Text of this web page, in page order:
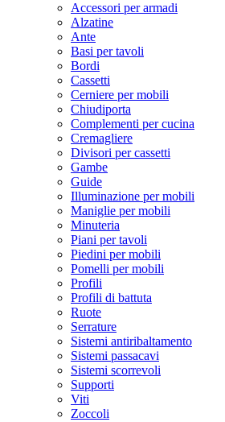
Accessori per armadi
Alzatine
Ante
Basi per tavoli
Bordi
Cassetti
Cerniere per mobili
Chiudiporta
Complementi per cucina
Cremagliere
Divisori per cassetti
Gambe
Guide
Illuminazione per mobili
Maniglie per mobili
Minuteria
Piani per tavoli
Piedini per mobili
Pomelli per mobili
Profili
Profili di battuta
Ruote
Serrature
Sistemi antiribaltamento
Sistemi passacavi
Sistemi scorrevoli
Supporti
Viti
Zoccoli